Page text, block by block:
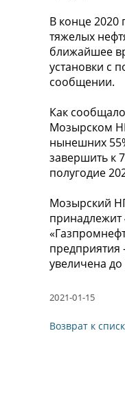
В конце 2020
тяжелых
ближайшее
установки с
сообщении.
Как
Мозырском
нынешних
завершить к
полугодие
Мозырский
принадлежит
предприятия
увеличена
2021-01-15
Возврат к